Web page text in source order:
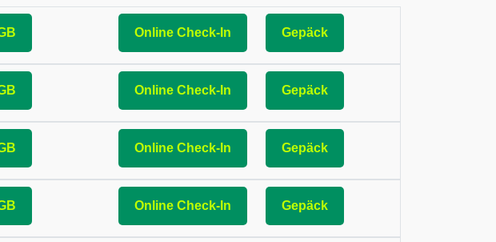
Online Check-In Gepäck
Online Check-In Gepäck
Online Check-In Gepäck
Online Check-In Gepäck